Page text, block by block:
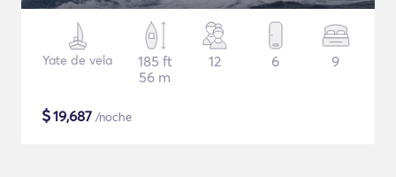
Yate de vela
185 ft
56 m
12 6 9
$19,687 /noche